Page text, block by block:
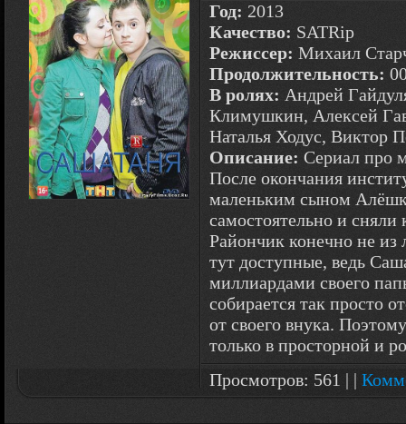
Год: 2013
Качество: SATRip
Режиссер: Михаил
Продолжительность:
В ролях: Андрей
Климушкин, Алексей
Наталья Ходус, Виктор
Описание: Сериал про
После окончания
маленьким сыном
самостоятельно и
Райончик конечно не
тут доступные, ведь
миллиардами своего
собирается так просто
от своего внука.
только в просторной и
Просмотров: 561 | |